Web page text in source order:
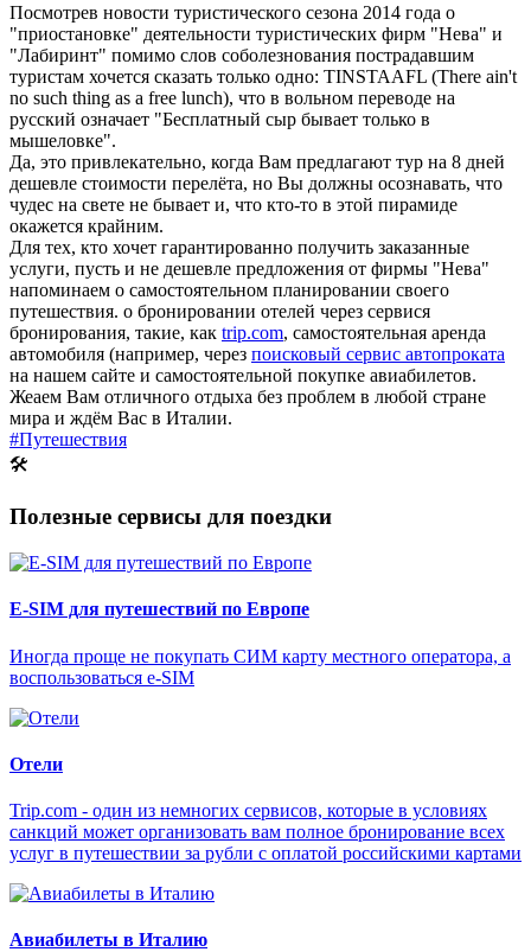
Посмотрев новости туристического сезона 2014 года о
"приостановке" деятельности туристических фирм "Нева" и
"Лабиринт" помимо слов соболезнования пострадавшим
туристам хочется сказать только одно: TINSTAAFL (There ain't
no such thing as a free lunch), что в вольном переводе на
русский означает "Бесплатный сыр бывает только в
мышеловке".
Да, это привлекательно, когда Вам предлагают тур на 8 дней
дешевле стоимости перелёта, но Вы должны осознавать, что
чудес на свете не бывает и, что кто-то в этой пирамиде
окажется крайним.
Для тех, кто хочет гарантированно получить заказанные
услуги, пусть и не дешевле предложения от фирмы "Нева"
напоминаем о самостоятельном планировании своего
путешествия. о бронировании отелей через сервися
бронирования, такие, как trip.com, самостоятельная аренда
автомобиля (например, через поисковый сервис автопроката
на нашем сайте и самостоятельной покупке авиабилетов.
Жеаем Вам отличного отдыха без проблем в любой стране
мира и ждём Вас в Италии.
#Путешествия
🛠
Полезные сервисы для поездки
E-SIM для путешествий по Европе
Иногда проще не покупать СИМ карту местного оператора, а
воспользоваться e-SIM
Отели
Trip.com - один из немногих сервисов, которые в условиях
санкций может организовать вам полное бронирование всех
услуг в путешествии за рубли с оплатой российскими картами
Авиабилеты в Италию